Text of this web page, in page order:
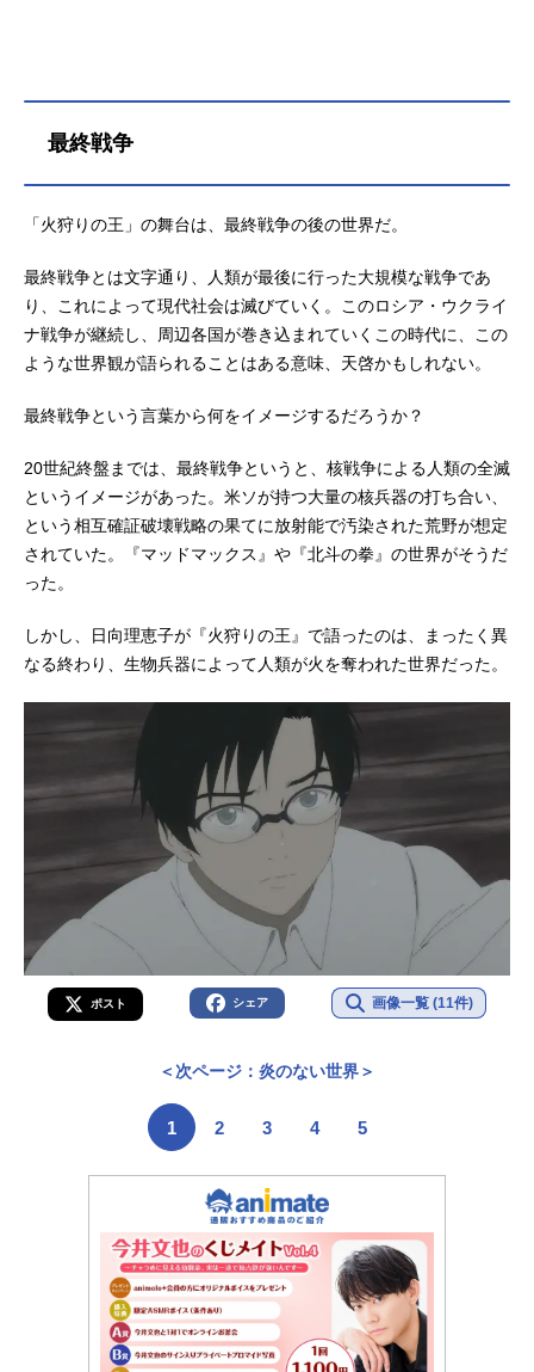
最終戦争
「火狩りの王」の舞台は、最終戦争の後の世界だ。
最終戦争とは文字通り、人類が最後に行った大規模な戦争であ
り、これによって現代社会は滅びていく。このロシア・ウクライ
ナ戦争が継続し、周辺各国が巻き込まれていくこの時代に、この
ような世界観が語られることはある意味、天啓かもしれない。
最終戦争という言葉から何をイメージするだろうか？
20世紀終盤までは、最終戦争というと、核戦争による人類の全滅
というイメージがあった。米ソが持つ大量の核兵器の打ち合い、
という相互確証破壊戦略の果てに放射能で汚染された荒野が想定
されていた。『マッドマックス』や『北斗の拳』の世界がそうだ
った。
しかし、日向理恵子が『火狩りの王』で語ったのは、まったく異
なる終わり、生物兵器によって人類が火を奪われた世界だった。
ポスト シェア 画像一覧 (11件)
＜次ページ：炎のない世界＞
1 2 3 4 5